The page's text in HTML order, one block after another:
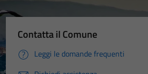
Contatta il Comune
Leggi le domande frequenti